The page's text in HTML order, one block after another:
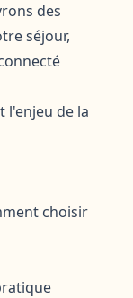
des
séjour,
l'enjeu de la
choisir